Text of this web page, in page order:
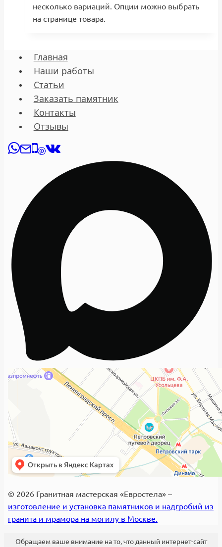
несколько вариаций. Опции можно выбрать
на странице товара.
Главная
Наши работы
Статьи
Заказать памятник
Контакты
Отзывы
© 2026 Гранитная мастерская «Евростела» –
изготовление и установка памятников и надгробий из
гранита и мрамора на могилу в Москве.
Обращаем ваше внимание на то, что данный интернет-сайт